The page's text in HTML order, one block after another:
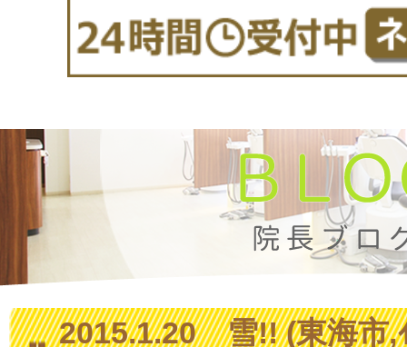
2015.1.20 雪!! (東海市,